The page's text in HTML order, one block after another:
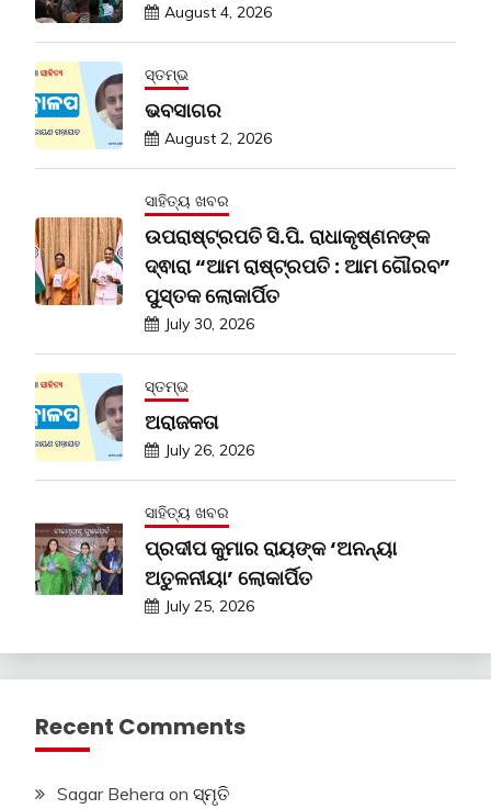
August 4, 2026
ସ୍ତମ୍ଭ
ଭବସାଗର
August 2, 2026
ସାହିତ୍ୟ ଖବର
ଉପରାଷ୍ଟ୍ରପତି ସି.ପି. ରାଧାକୃଷ୍ଣନଙ୍କ
ଦ୍ଵାରା “ଆମ ରାଷ୍ଟ୍ରପତି : ଆମ ଗୌରବ”
ପୁସ୍ତକ ଲୋକାର୍ପିତ
July 30, 2026
ସ୍ତମ୍ଭ
ଅରାଜକତା
July 26, 2026
ସାହିତ୍ୟ ଖବର
ପ୍ରଦୀପ କୁମାର ରାୟଙ୍କ ‘ଅନନ୍ୟା
ଅତୁଳନୀୟା’ ଲୋକାର୍ପିତ
July 25, 2026
Recent Comments
Sagar Behera on ସ୍ମୃତି